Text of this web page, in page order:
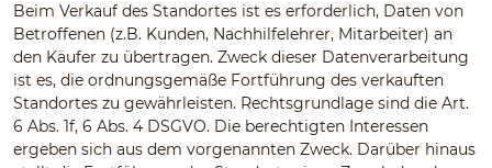
Beim Verkauf des Standortes ist es erforderlich, Daten von
Betroffenen (z.B. Kunden, Nachhilfelehrer, Mitarbeiter) an
den Käufer zu übertragen. Zweck dieser Datenverarbeitung
ist es, die ordnungsgemäße Fortführung des verkauften
Standortes zu gewährleisten. Rechtsgrundlage sind die Art.
6 Abs. 1f, 6 Abs. 4 DSGVO. Die berechtigten Interessen
ergeben sich aus dem vorgenannten Zweck. Darüber hinaus